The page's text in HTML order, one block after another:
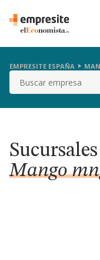
EMPRESITE ESPAÑA
Buscar
Mango